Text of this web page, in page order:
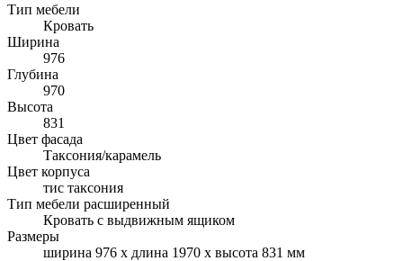
Тип мебели
Кровать
Ширина
976
Глубина
970
Высота
831
Цвет фасада
Таксония/карамель
Цвет корпуса
тис таксония
Тип мебели расширенный
Кровать с выдвижным ящиком
Размеры
ширина 976 x длина 1970 x высота 831 мм